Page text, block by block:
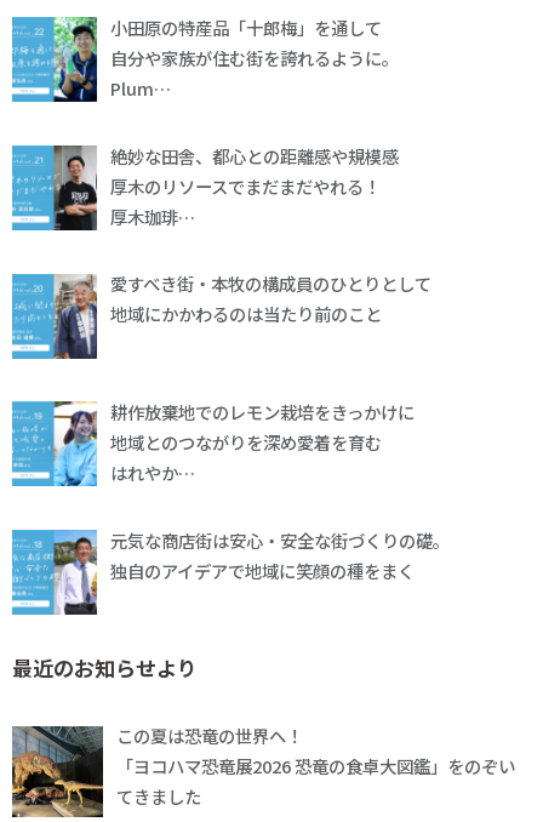
小田原の特産品「十郎梅」を通して
自分や家族が住む街を誇れるように。
Plum…
絶妙な田舎、都心との距離感や規模感
厚木のリソースでまだまだやれる！
厚木珈琲…
愛すべき街・本牧の構成員のひとりとして
地域にかかわるのは当たり前のこと
耕作放棄地でのレモン栽培をきっかけに
地域とのつながりを深め愛着を育む
はれやか…
元気な商店街は安心・安全な街づくりの礎。
独自のアイデアで地域に笑顔の種をまく
最近のお知らせより
この夏は恐竜の世界へ！
「ヨコハマ恐竜展2026 恐竜の食卓大図鑑」をのぞい
てきました